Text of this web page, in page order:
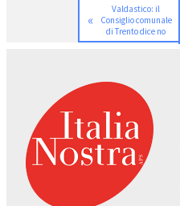
«
Valdastico: il
Consiglio comunale
di Trento dice no